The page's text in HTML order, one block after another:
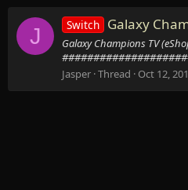
J Switch Galaxy
Galaxy Champions TV
Jasper Thread Oct 12,